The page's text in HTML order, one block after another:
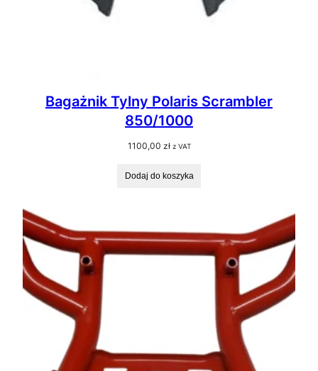
Bagażnik Tylny Polaris Scrambler
850/1000
1100,00 zł z VAT
Dodaj do koszyka